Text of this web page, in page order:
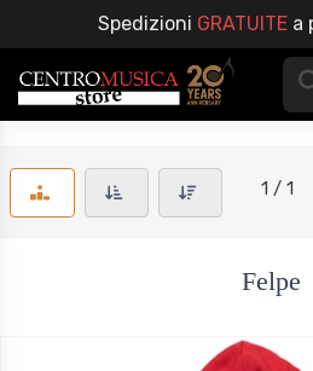
Spedizioni GRATUITEa
1 / 1
Felpe